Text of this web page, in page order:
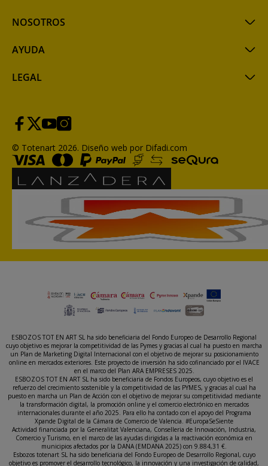
NOSOTROS
AYUDA
LEGAL
© Totenart 2026. Diseño web por Difadi.com
ESBOZOS TOT EN ART SL ha sido beneficiaria del Fondo Europeo de Desarrollo Regional
cuyo objetivo es mejorar la competitividad de las Pymes y gracias al cual ha puesto en marcha
un Plan de Marketing Digital Internacional con el objetivo de mejorar su posicionamiento
online en mercados exteriores. Este proyecto de inversión ha sido cofinanciado por el IVACE
en el marco del Plan ARA EMPRESES 2025.
ESBOZOS TOT EN ART SL ha sido beneficiaria de Fondos Europeos, cuyo objetivo es el
refuerzo del crecimiento sostenible y la competitividad de las PYMES, y gracias al cual ha
puesto en marcha un Plan de Acción con el objetivo de mejorar su competitividad mediante
la transformación digital, la promoción online y el comercio electrónico en mercados
internacionales durante el año 2025. Para ello ha contado con el apoyo del Programa
Xpande Digital de la Cámara de Comercio de Valencia. #EuropaSeSiente
Actividad financiada por la Generalitat Valenciana, Conselleria de Innovación, Industria,
Comercio y Turismo, en el marco de las ayudas dirigidas a la reactivación económica en
municipios afectados por la DANA (EMDANA 2025) con 9.884,31 €.
Esbozos totenart SL ha sido beneficiaria del Fondo Europeo de Desarrollo Regional, cuyo
objetivo es promover el desarrollo tecnológico, la innovación y una investigación de calidad,